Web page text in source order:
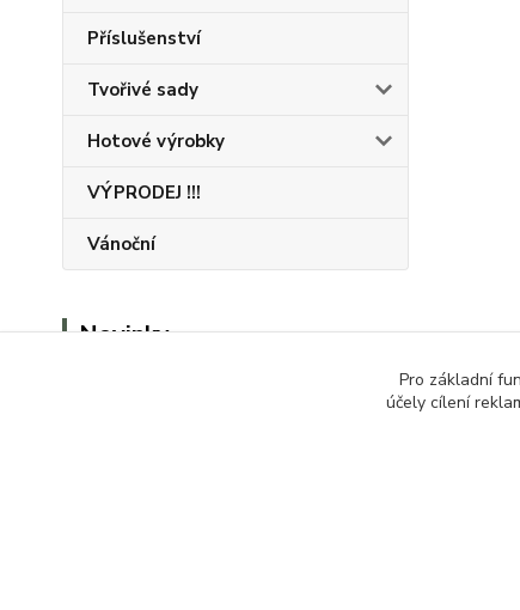
Příslušenství
Tvořivé sady
Hotové výrobky
VÝPRODEJ !!!
Vánoční
Novinky
Pro základní
účely cílení